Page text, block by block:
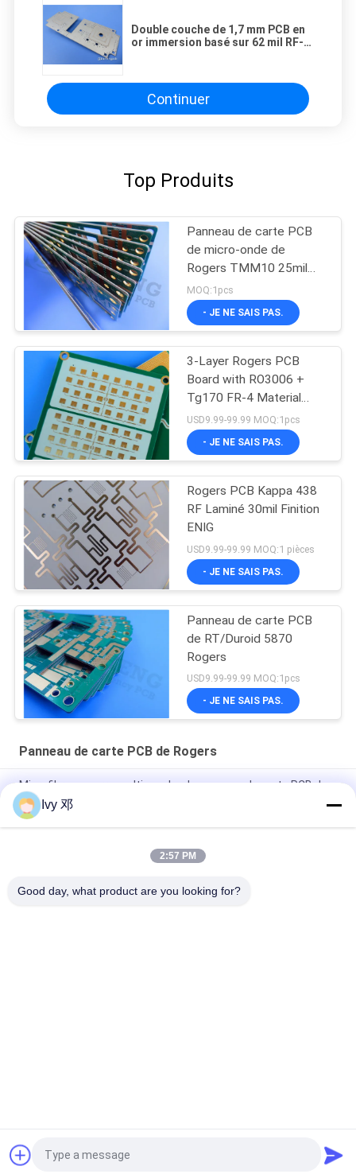
Double couche de 1,7 mm PCB en
or immersion basé sur 62 mil RF-
Continuer
Top Produits
Panneau de carte PCB
de micro-onde de
Rogers TMM10 25mil
0.635mm pour les
polariseurs diélectriques
MOQ:1pcs
- JE NE SAIS PAS.
3-Layer Rogers PCB
Board with RO3006 +
Tg170 FR-4 Material
0.86mm Thickness and
98mm x 30mm Size
USD9.99-99.99 MOQ:1pcs
- JE NE SAIS PAS.
Rogers PCB Kappa 438
RF Laminé 30mil Finition
ENIG
USD9.99-99.99 MOQ:1 pièces
- JE NE SAIS PAS.
Panneau de carte PCB
de RT/Duroid 5870
Rogers
USD9.99-99.99 MOQ:1pcs
- JE NE SAIS PAS.
Panneau de carte PCB de Rogers
Microfibre en verre multicouche de panneau de carte PCB de
Rogers UL Rogers de Rogers 5870 a renforcé PTFE
NT1duroïde 5880 PCB à haute fréquence à 2 couches
RF PCB 2 couches 20mil RO4835 substrat noir sérigraphie or
Demandez un devis
Ivy 邓
2:57 PM
Good day, what product are you looking for?